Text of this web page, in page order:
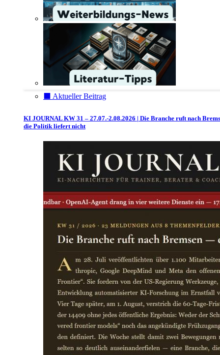
⬛️ Aktueller Beitrag
KI JOURNAL KW 31 – 27.07.-2.08.2026 | Die Branche ruft nach
die Politik liefert nicht